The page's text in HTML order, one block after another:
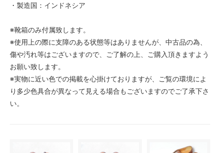
・製造国：インドネシア
※靴箱のみ付属致します。
※使用上の際に支障のある状態等はありませんが、中古品の為、
傷や汚れ等はございますので、ご了解の上、ご購入頂きますよう
お願い致します。
※実物に近い色での掲載を心掛けておりますが、ご覧の環境によ
り多少色具合が異なって見える場合もございますのでご了承下さ
い。